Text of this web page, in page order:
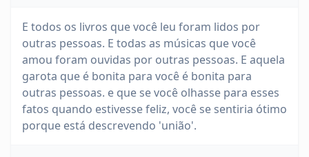
E todos os livros que você leu foram lidos por
outras pessoas. E todas as músicas que você
amou foram ouvidas por outras pessoas. E aquela
garota que é bonita para você é bonita para
outras pessoas. e que se você olhasse para esses
fatos quando estivesse feliz, você se sentiria ótimo
porque está descrevendo 'união'.